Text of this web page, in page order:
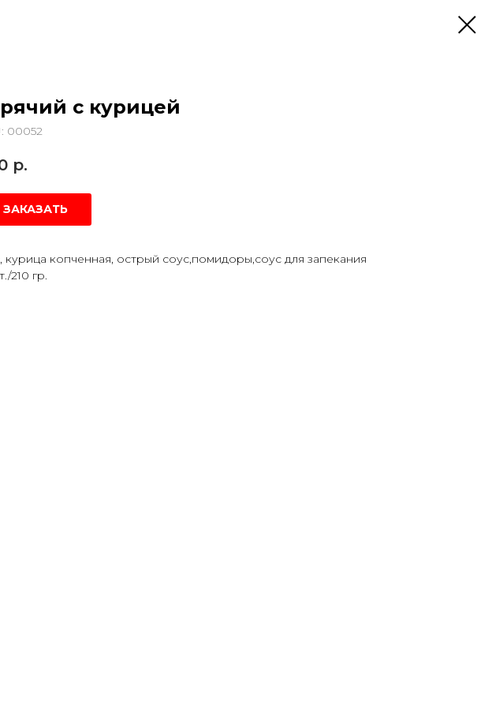
с курицей
00052
р.
ЗАКАЗАТЬ
курица копченная, острый соус,помидоры,соус для запекания
210 гр.